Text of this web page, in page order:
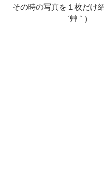
その時の写真を１枚だけ
´艸｀)